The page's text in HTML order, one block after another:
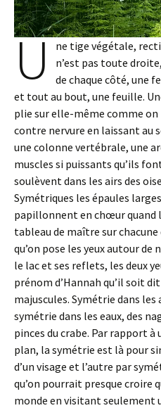
U ne tige végétale,
n’est pas toute
de chaque côté, une
et tout au bout, une feuille.
plie sur elle-même comme on
contre nervure en laissant au
une colonne vertébrale, une
muscles si puissants qu’ils
soulèvent dans les airs des
Symétriques les épaules
papillonnent en chœur quand
tableau de maître sur chacune
qu’on pose les yeux autour de
le lac et ses reflets, les deux
prénom d’Hannah qu’il soit
majuscules. Symétrie dans les
symétrie dans les eaux, des
pinces du crabe. Par rapport
plan, la symétrie est là pour
d’un visage et l’autre par
qu’on pourrait presque croire
monde en visitant seulement